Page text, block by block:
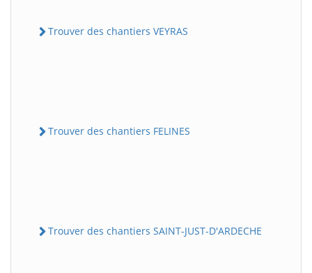
Trouver des chantiers VEYRAS
Trouver des chantiers FELINES
Trouver des chantiers SAINT-JUST-D'ARDECHE